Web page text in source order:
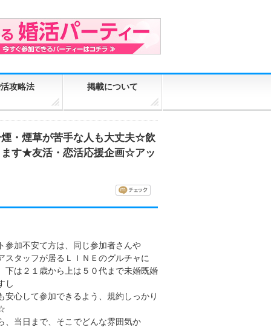
攻略法 掲載について
・煙草が苦手な人も大丈夫☆飲
ます★友活・恋活応援企画☆アッ
参加不安て方は、同じ参加者さんや
スタッフが居るＬＩＮＥのグルチャに
下は２１歳から上は５０代まで未婚既婚
し
安心して参加できるよう、規約しっかり
、当日まで、そこでどんな雰囲気か